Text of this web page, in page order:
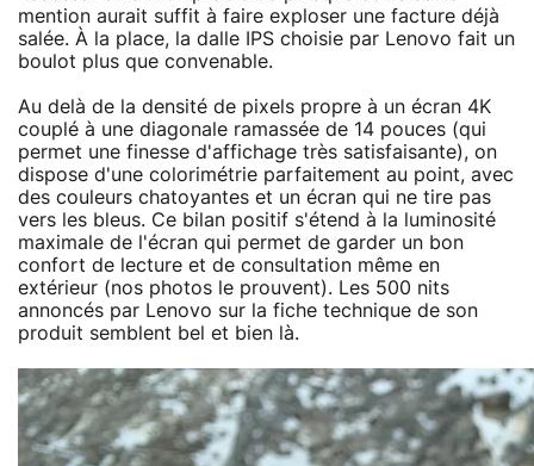
mention aurait suffit à faire exploser une facture déjà
salée. À la place, la dalle IPS choisie par Lenovo fait un
boulot plus que convenable.
Au delà de la densité de pixels propre à un écran 4K
couplé à une diagonale ramassée de 14 pouces (qui
permet une finesse d'affichage très satisfaisante), on
dispose d'une colorimétrie parfaitement au point, avec
des couleurs chatoyantes et un écran qui ne tire pas
vers les bleus. Ce bilan positif s'étend à la luminosité
maximale de l'écran qui permet de garder un bon
confort de lecture et de consultation même en
extérieur (nos photos le prouvent). Les 500 nits
annoncés par Lenovo sur la fiche technique de son
produit semblent bel et bien là.